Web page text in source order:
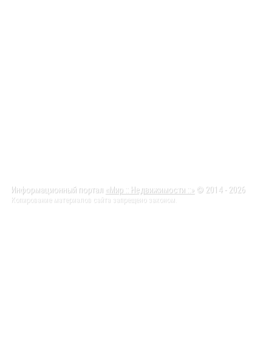
Информационный портал «Мир :: Недвижимости ::» © 2014 - 2026
Копирование материалов сайта запрещено законом.